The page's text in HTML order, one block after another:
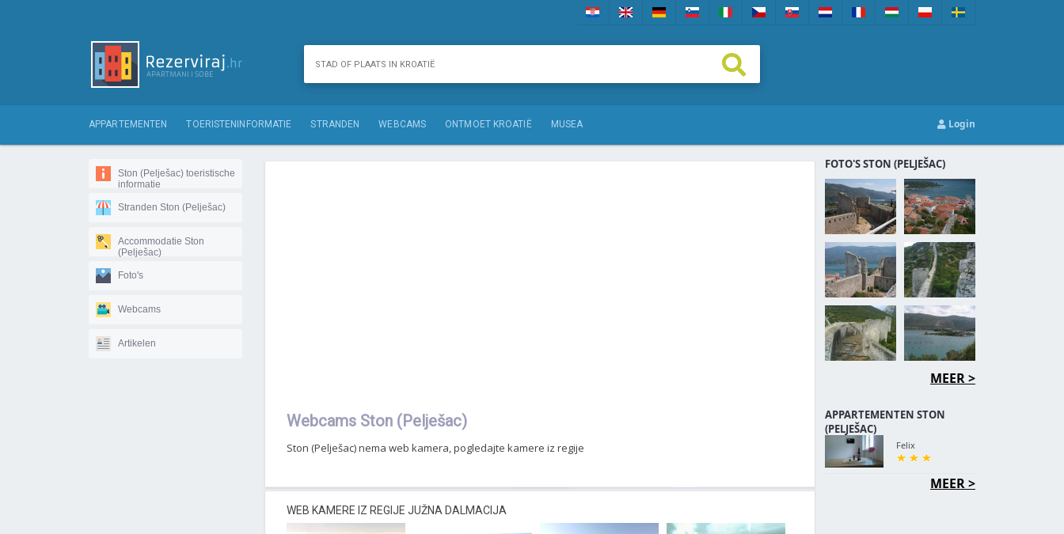
APPARTEMENTEN TOERISTENINFORMATIE STRANDEN WEBCAMS ONTMOET KROATIË MUSEA Login
Ston (Pelješac) toeristische
informatie
Stranden Ston (Pelješac)
Accommodatie Ston
(Pelješac)
Foto's
Webcams
Artikelen
Webcams Ston (Pelješac)
Ston (Pelješac) nema web kamera, pogledajte kamere iz regije
WEB KAMERE IZ REGIJE JUŽNA DALMACIJA
FOTO'S STON (PELJEŠAC)
MEER >
APPARTEMENTEN STON
(PELJEŠAC)
Felix
MEER >